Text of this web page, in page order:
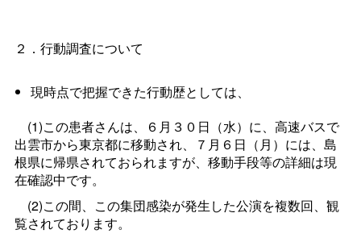
２．行動調査について
現時点で把握できた行動歴としては、
(1)この患者さんは、６月３０日（水）に、高速バスで
出雲市から東京都に移動され、７月６日（月）には、島
根県に帰県されておられますが、移動手段等の詳細は現
在確認中です。
(2)この間、この集団感染が発生した公演を複数回、観
覧されております。